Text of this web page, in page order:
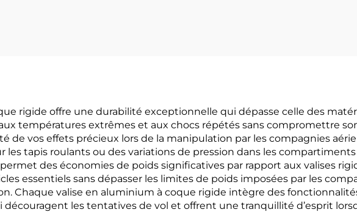
poignée en cuir
rigide offre une durabilité exceptionnelle qui dépasse celle des
températures extrêmes et aux chocs répétés sans compromettre
de vos effets précieux lors de la manipulation par les compagnies
les tapis roulants ou des variations de pression dans les
des économies de poids significatives par rapport aux valises
essentiels sans dépasser les limites de poids imposées par les
Chaque valise en aluminium à coque rigide intègre des
les tentatives de vol et offrent une tranquillité d’esprit